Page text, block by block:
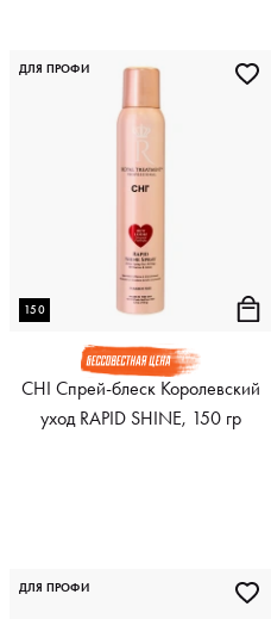
150
CHI Спрей-блеск Королевский
уход RAPID SHINE, 150 гр
ДЛЯ ПРОФИ
ДЛЯ ПРОФИ